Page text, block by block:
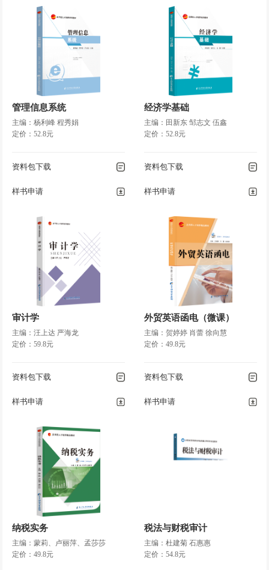
管理信息系统
主编：杨利峰 程秀娟
定价：52.8元
资料包下载
样书申请
经济学基础
主编：田新东 邹志文 伍鑫
定价：52.8元
资料包下载
样书申请
审计学
主编：汪上达 严海龙
定价：59.8元
资料包下载
样书申请
外贸英语函电（微课）
主编：贺婷婷 肖蕾 徐向慧
定价：49.8元
资料包下载
样书申请
纳税实务
主编：蒙莉、卢丽萍、孟莎莎
定价：49.8元
税法与财税审计
主编：杜建菊 石惠惠
定价：54.8元